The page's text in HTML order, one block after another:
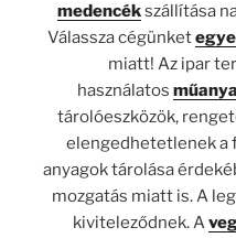
medencékszállítása
Válassza cégünket
miatt! Az ipar
használatos
tárolóeszközök,
elengedhetetlenek a
anyagok tárolása
mozgatás miatt is. A
kiviteleződnek. A